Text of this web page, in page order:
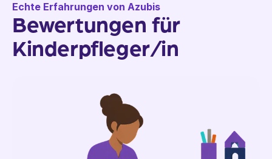
Echte Erfahrungen von Azubis
Bewertungen für
Kinderpfleger/in